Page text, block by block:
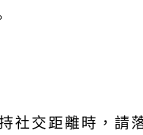
社交距離時，請